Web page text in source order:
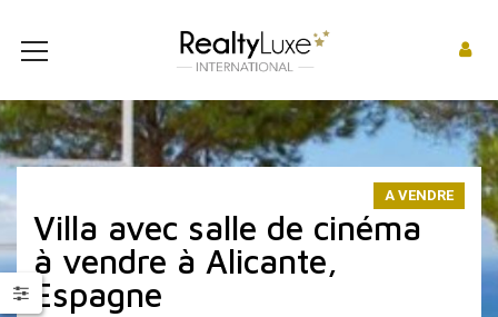
A VENDRE
Villa avec salle de cinéma
à vendre à Alicante,
Espagne